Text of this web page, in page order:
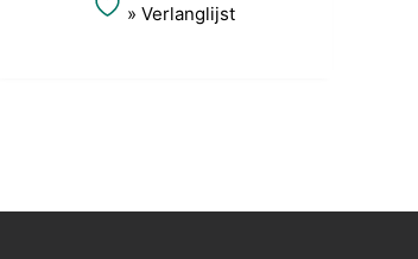
» Verlanglijst